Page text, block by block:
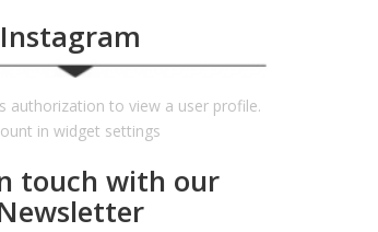
Instagram
authorization to view a user profile.
in widget settings
touch with our